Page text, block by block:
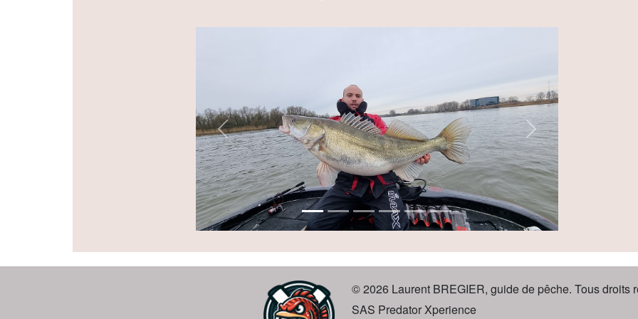
Previous Next
© 2026 Laurent BREGIER, guide de pêche. Tous droits
SAS Predator Xperience